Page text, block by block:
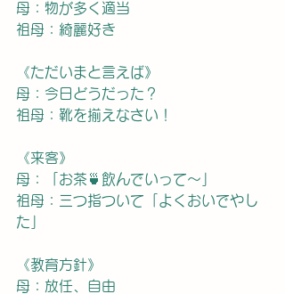
母：物が多く適当
祖母：綺麗好き
《ただいまと言えば》
母：今日どうだった？
祖母：靴を揃えなさい！
《来客》
母：「お茶🍵飲んでいって〜」
祖母：三つ指ついて「よくおいでやし
た」
《教育方針》
母：放任、自由